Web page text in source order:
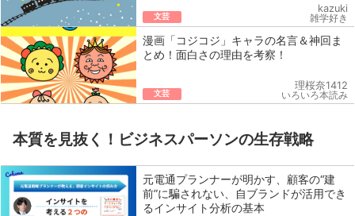
文芸
kazuki
雑学好き
漫画「コジコジ」キャラの名言＆神回ま
とめ！面白さの理由を考察！
文芸
理桜奈1412
いろいろ本読み
本質を見抜く！ビジネスパーソンの生存戦略
元電通プランナーが明かす、顧客の“建
前”に騙されない、自ブランドが活用でき
るインサイト分析の基本